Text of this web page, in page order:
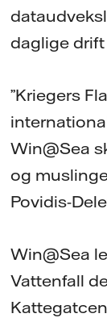
daglige
”Kriegers
Win@Sea
og
Povidis-
Win@Sea
Vattenfall